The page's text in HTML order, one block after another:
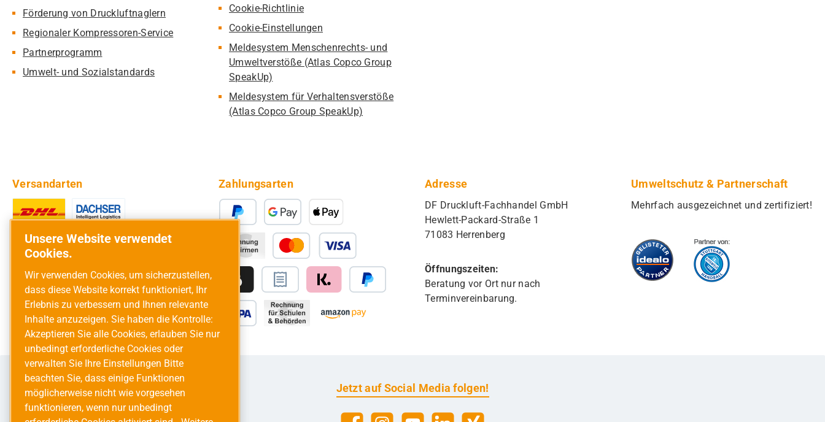
Förderung von Druckluftnaglern
Regionaler Kompressoren-Service
Partnerprogramm
Umwelt- und Sozialstandards
Cookie-Richtlinie
Cookie-Einstellungen
Meldesystem Menschenrechts- und
Umweltverstöße (Atlas Copco Group
SpeakUp)
Meldesystem für Verhaltensverstöße
(Atlas Copco Group SpeakUp)
Versandarten Zahlungsarten Adresse
DF Druckluft-Fachhandel GmbH
Hewlett-Packard-Straße 1
71083 Herrenberg
Öffnungszeiten:
Beratung vor Ort nur nach
Terminvereinbarung.
Umweltschutz & Partnerschaft
Mehrfach ausgezeichnet und zertifiziert!
Jetzt auf Social Media folgen!
Unsere Website verwendet
Cookies.
Wir verwenden Cookies, um sicherzustellen,
dass diese Website korrekt funktioniert, Ihr
Erlebnis zu verbessern und Ihnen relevante
Inhalte anzuzeigen. Sie haben die Kontrolle:
Akzeptieren Sie alle Cookies, erlauben Sie nur
unbedingt erforderliche Cookies oder
verwalten Sie Ihre Einstellungen Bitte
beachten Sie, dass einige Funktionen
möglicherweise nicht wie vorgesehen
funktionieren, wenn nur unbedingt